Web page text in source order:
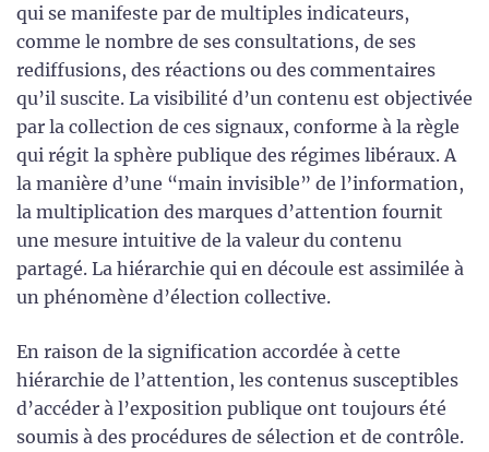
qui se manifeste par de multiples indicateurs,
comme le nombre de ses consultations, de ses
rediffusions, des réactions ou des commentaires
qu’il suscite. La visibilité d’un contenu est objectivée
par la collection de ces signaux, conforme à la règle
qui régit la sphère publique des régimes libéraux. A
la manière d’une “main invisible” de l’information,
la multiplication des marques d’attention fournit
une mesure intuitive de la valeur du contenu
partagé. La hiérarchie qui en découle est assimilée à
un phénomène d’élection collective.
En raison de la signification accordée à cette
hiérarchie de l’attention, les contenus susceptibles
d’accéder à l’exposition publique ont toujours été
soumis à des procédures de sélection et de contrôle.